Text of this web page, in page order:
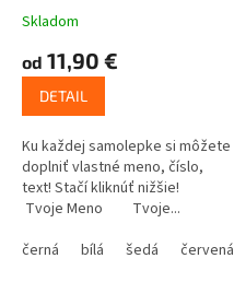
Skladom
od 11,90 €
DETAIL
Ku každej samolepke si môžete
doplniť vlastné meno, číslo,
text! Stačí kliknúť nižšie!
Tvoje Meno Tvoje...
černá
bílá šedá červená